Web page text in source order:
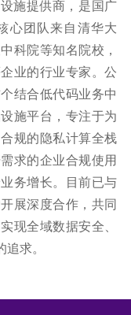
施提供商，是国广
心团队来自清华大
科院等知名院校，
业的行业专家。公
结合低代码业务中
施平台，专注于为
规的隐私计算全栈
求的企业合规使用
务增长。目前已与
展深度合作，共同
现全域数据安全、
求。